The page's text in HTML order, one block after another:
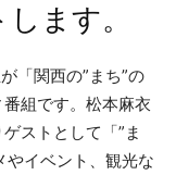
ます。
「関西の”まち”の
組です。松本麻衣
ストとして「”ま
やイベント、観光な